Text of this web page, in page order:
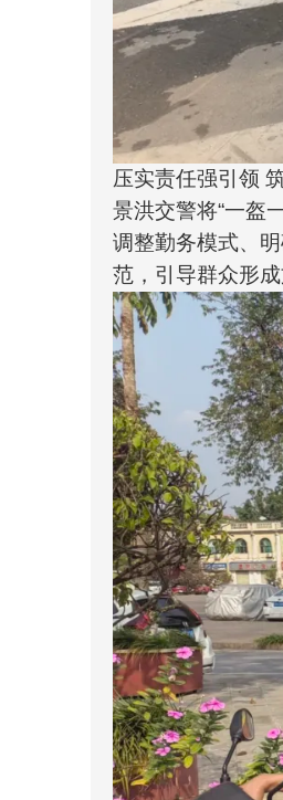
压实责任强引领
景洪交警将“一盔
调整勤务模式、
范，引导群众形